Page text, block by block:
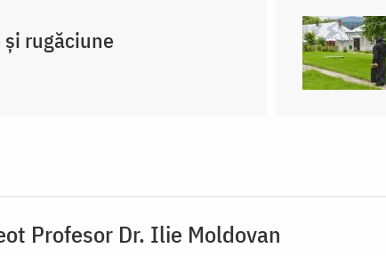
rugăciune
Profesor Dr. Ilie Moldovan